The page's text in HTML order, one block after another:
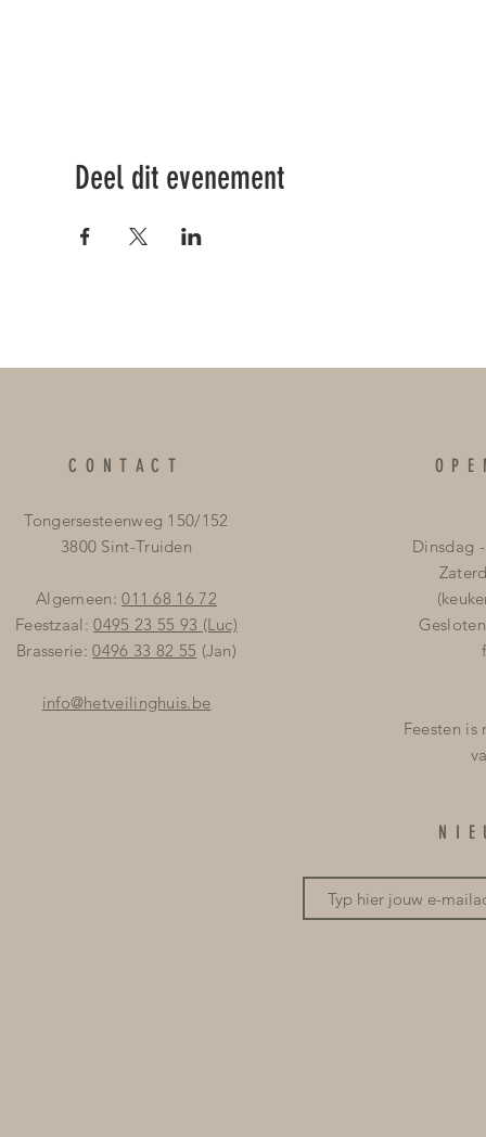
Deel dit evenement
CONTACT
Tongersesteenweg 150/152
3800 Sint-Truiden
Algemeen:011 68 16 72
Feestzaal:0495 23 55 93 (Luc)
Brasserie:0496 33 82 55 (Jan)
info@hetveilinghuis.be
Dinsdag
Feesten